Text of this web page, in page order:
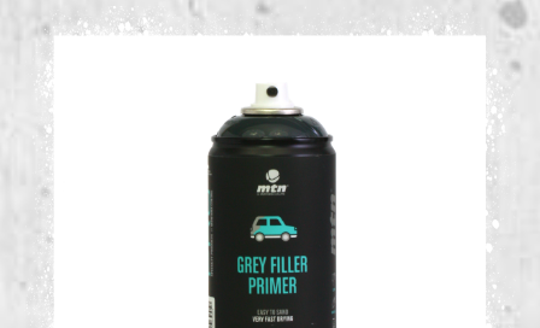
Bildergalerie überspringen